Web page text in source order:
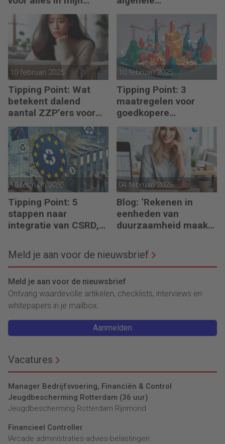
waardeketen?’
duurzaamheid ‘
10 februari 2025
Tipping Point: Wat
betekent dalend
aantal ZZP’ers voor
financiële planning?
10 februari 2025
Tipping Point: 3
maatregelen voor
goedkopere
financiering (om te
verduurzamen)
10 februari 2025
Tipping Point: 5
stappen naar
integratie van CSRD,
04 februari 2025
Blog: ‘Rekenen in
eenheden van
duurzaamheid maakt
Meld je aan voor de nieuwsbrief
Meld je aan voor de nieuwsbrief
Ontvang waardevolle artikelen, checklists, interviews en
whitepapers in je mailbox.
Aanmelden
Vacatures
Manager Bedrijfsvoering, Financiën & Control
Jeugdbescherming Rotterdam (36 uur)
Jeugdbescherming Rotterdam Rijnmond
Financieel Controller
lArcade administraties-advies-belastingen